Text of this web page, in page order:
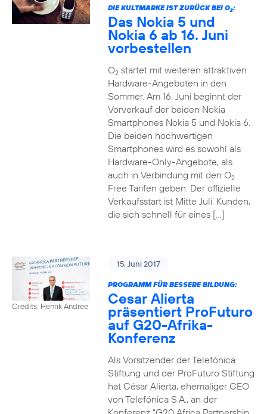
DIE KULTMARKE IST ZURÜCK BEI O2:
Das Nokia 5 und
Nokia 6 ab 16. Juni
vorbestellen
O2startet mit weiteren attraktiven
Hardware-Angeboten in den
Sommer. Am 16. Juni beginnt der
Vorverkauf der beiden Nokia
Smartphones Nokia 5 und Nokia 6.
Die beiden hochwertigen
Smartphones wird es sowohl als
Hardware-Only-Angebote, als
auch in Verbindung mit den O2
Free Tarifen geben. Der offizielle
Verkaufsstart ist Mitte Juli. Kunden,
die sich schnell für eines […]
Credits: Henrik Andree
15. Juni 2017
PROGRAMM FÜR BESSERE BILDUNG:
Cesar Alierta
präsentiert ProFuturo
auf G20-Afrika-
Konferenz
Als Vorsitzender der Telefónica
Stiftung und der ProFuturo Stiftung
hat César Alierta, ehemaliger CEO
von Telefónica S.A., an der